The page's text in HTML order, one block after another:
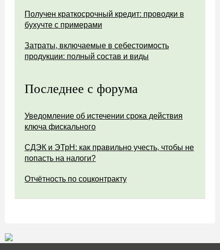
Получен краткосрочный кредит: проводки в
бухучте с примерами
Затраты, включаемые в себестоимость
продукции: полный состав и виды
Последнее с форума
Уведомление об истечении срока действия
ключа фискального
СДЭК и ЭТрН: как правильно учесть, чтобы не
попасть на налоги?
Отчётность по соцконтракту